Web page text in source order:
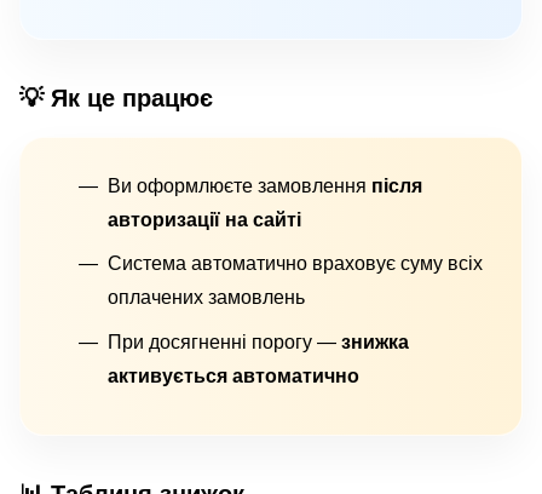
💡 Як це працює
Ви оформлюєте замовлення після
авторизації на сайті
Система автоматично враховує суму всіх
оплачених замовлень
При досягненні порогу — знижка
активується автоматично